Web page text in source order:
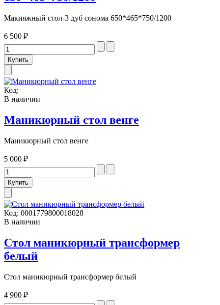
Макияжный стол-3 дуб сонома 650*465*750/1200
6 500 ₽
Код:
В наличии
Маникюрный стол венге
Маникюрный стол венге
5 000 ₽
Код: 0001779800018028
В наличии
Стол маникюрный трансформер
белый
Стол маникюрный трансформер белый
4 900 ₽